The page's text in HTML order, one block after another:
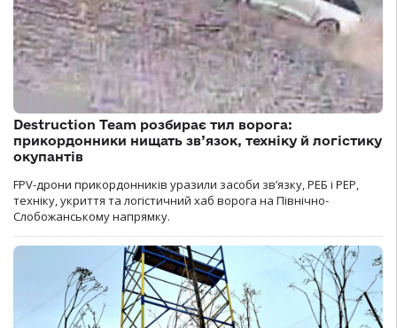
Destruction Team розбирає тил ворога:
прикордонники нищать зв’язок, техніку й логістику
окупантів
FPV-дрони прикордонників уразили засоби зв’язку, РЕБ і РЕР,
техніку, укриття та логістичний хаб ворога на Північно-
Слобожанському напрямку.